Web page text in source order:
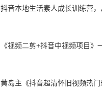
抖音本地生活素人成长训练营，
《视频二剪+抖音中视频项目》
黄岛主《抖音超清怀旧视频热门